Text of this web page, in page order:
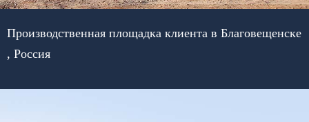
Производственная площадка клиента в Благовещенске
, Россия